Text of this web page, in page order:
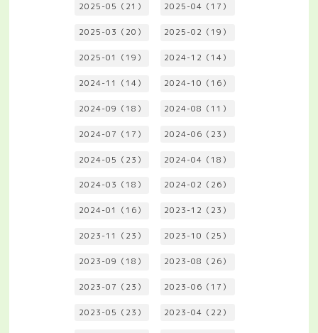
2025-05（21） 2025-04（17）
2025-03（20） 2025-02（19）
2025-01（19） 2024-12（14）
2024-11（14） 2024-10（16）
2024-09（18） 2024-08（11）
2024-07（17） 2024-06（23）
2024-05（23） 2024-04（18）
2024-03（18） 2024-02（26）
2024-01（16） 2023-12（23）
2023-11（23） 2023-10（25）
2023-09（18） 2023-08（26）
2023-07（23） 2023-06（17）
2023-05（23） 2023-04（22）